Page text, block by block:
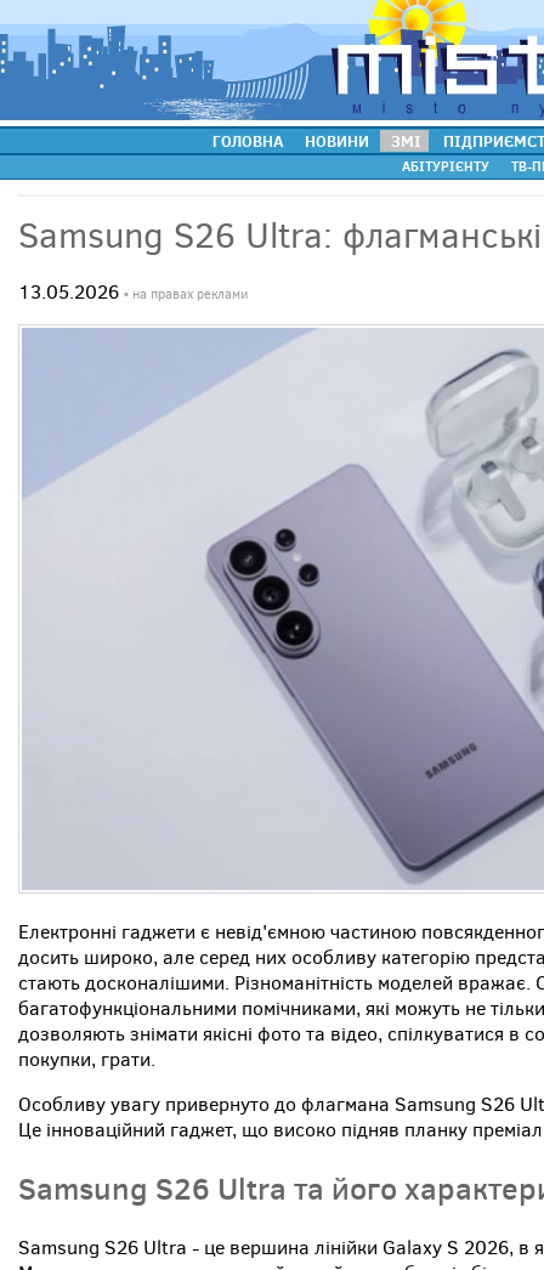
ГОЛОВНА НОВИНИ ЗМІ
АБІТУРІЄНТУ ТВ-
Samsung S26 Ultra:
13.05.2026 • на правах реклами
Електронні гаджети є невід'ємною частиною
досить широко, але серед них особливу категорію
стають досконалішими. Різноманітність моделей вражає.
багатофункціональними помічниками, які можуть не
дозволяють знімати якісні фото та відео, спілкуватися
покупки, грати.
Особливу увагу привернуто до флагмана Samsung S26
Це інноваційний гаджет, що високо підняв планку
Samsung S26 Ultra та його
Samsung S26 Ultra - це вершина лінійки Galaxy S 2026, в